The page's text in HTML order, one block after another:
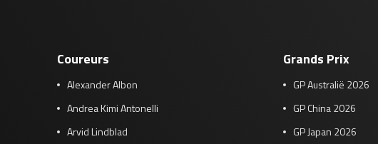
Coureurs
Alexander Albon
Andrea Kimi Antonelli
Arvid Lindblad
Grands Prix
GP Australië 2026
GP China 2026
GP Japan 2026